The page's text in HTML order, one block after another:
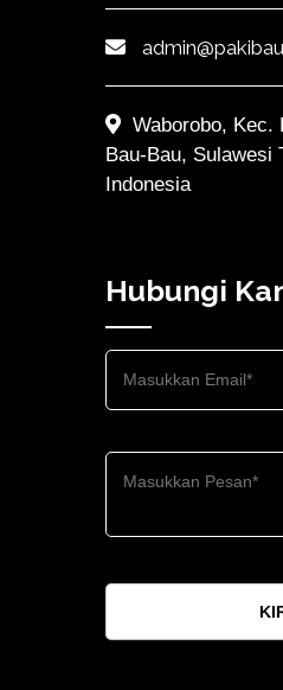
Waborobo, Kec.
Bau-Bau, Sulawesi
Indonesia
Hubungi